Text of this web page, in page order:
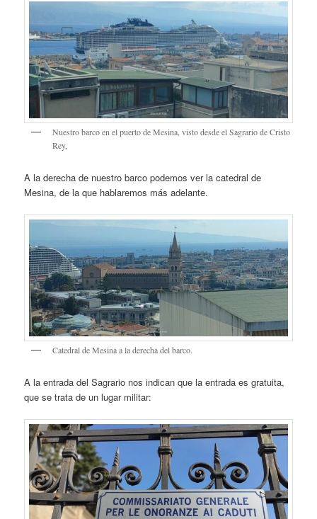
Nuestro barco en el puerto de Mesina, visto desde el Sagrario de Cristo
Rey,
A la derecha de nuestro barco podemos ver la catedral de
Mesina, de la que hablaremos más adelante.
Catedral de Mesina a la derecha del barco.
A la entrada del Sagrario nos indican que la entrada es gratuita,
que se trata de un lugar militar: